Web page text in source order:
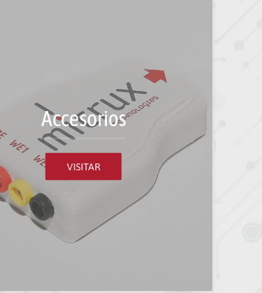
Accesorios
VISITAR